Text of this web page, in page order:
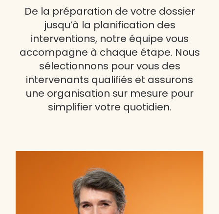
De la préparation de votre dossier
jusqu’à la planification des
interventions, notre équipe vous
accompagne à chaque étape. Nous
sélectionnons pour vous des
intervenants qualifiés et assurons
une organisation sur mesure pour
simplifier votre quotidien.